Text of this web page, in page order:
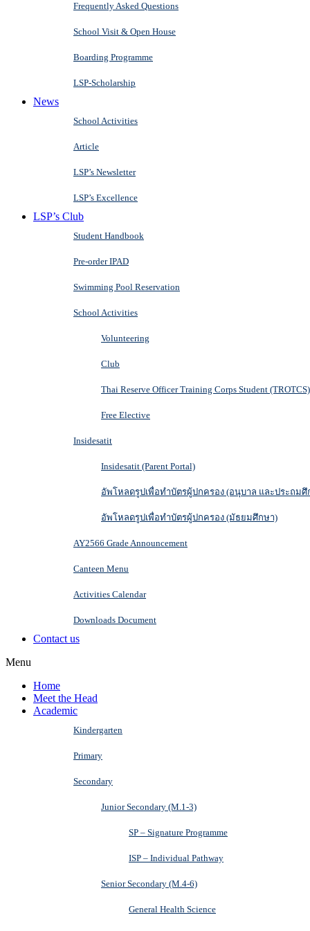
Frequently Asked Questions
School Visit & Open House
Boarding Programme
LSP-Scholarship
News
School Activities
Article
LSP’s Newsletter
LSP’s Excellence
LSP’s Club
Student Handbook
Pre-order IPAD
Swimming Pool Reservation
School Activities
Volunteering
Club
Thai Reserve Officer Training Corps Student (TROTCS)
Free Elective
Insidesatit
Insidesatit (Parent Portal)
อัพโหลดรูปเพื่อทำบัตรผู้ปกครอง (อนุบาล และประถมศึ
อัพโหลดรูปเพื่อทำบัตรผู้ปกครอง (มัธยมศึกษา)
AY2566 Grade Announcement
Canteen Menu
Activities Calendar
Downloads Document
Contact us
Menu
Home
Meet the Head
Academic
Kindergarten
Primary
Secondary
Junior Secondary (M.1-3)
SP – Signature Programme
ISP – Individual Pathway
Senior Secondary (M.4-6)
General Health Science